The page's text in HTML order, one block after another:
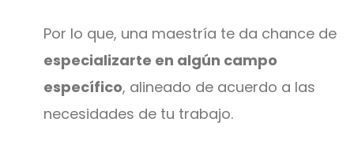
Por lo que, una maestría te da chance de
especializarte en algún campo
específico, alineado de acuerdo a las
necesidades de tu trabajo.